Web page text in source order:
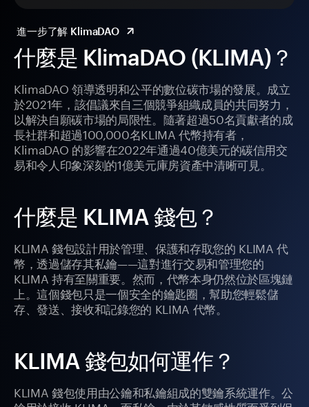
什麼是 KlimaDAO (KLIMA)？
KlimaDAO 領導透明和公平的數位碳市場的發展。成立
於2021年，該倡議來自三個競爭組織成員的共同努力，
以解決自願碳市場的局限性。隨著超過50名貢獻者的成
長社群和超過100,000名KLIMA 代幣持有者，
KlimaDAO 的影響在2022年通過40億美元的碳信用交
易和令人印象深刻的1億美元庫房資產中清晰可見。
什麼是 KLIMA 錢包？
KLIMA 錢包設計用於管理、保護和存取您的 KLIMA 代
幣，透過儲存其私鑰——這對進行交易和管理您的
KLIMA 持有至關重要。然而，代幣本身仍然位於區塊鏈
上。這個錢包只是一個安全的鑰匙圈，幫助您輕鬆儲
存、發送、接收和記錄您的 KLIMA 代幣。
KLIMA 錢包如何運作？
KLIMA 錢包使用由公鑰和私鑰組成的雙鑰系統運作。公
進一步了解 KlimaDAO